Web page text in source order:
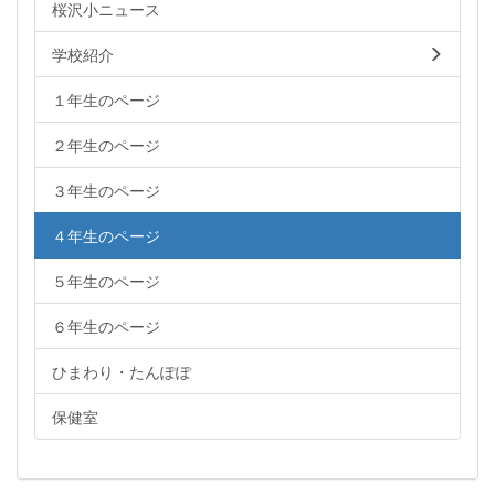
桜沢小ニュース
学校紹介
１年生のページ
２年生のページ
３年生のページ
４年生のページ
５年生のページ
６年生のページ
ひまわり・たんぽぽ
保健室